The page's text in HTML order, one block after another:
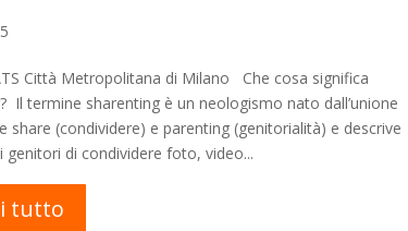
Città Metropolitana di Milano Che cosa significa
Il termine sharenting è un neologismo nato dall’unione
share (condividere) e parenting (genitorialità) e descrive
genitori di condividere foto, video...
tutto